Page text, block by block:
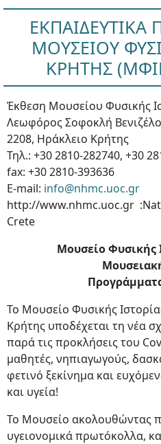
ΜΟΥΣΕΙΟΥ
ΚΡΗΤΗΣ
Έκθεση Μουσείου Φυσικής
Λεωφόρος Σοφοκλή
2208, Ηράκλειο Κρήτης
Τηλ.: +30 2810-282740, +30
fax: +30 2810-393636
Ε-mail: info@nhmc.uoc.gr
http://www.nhmc.uoc.gr
Crete
Μουσείο Φυσικής
Το Μουσείο Φυσικής
Κρήτης υποδέχεται τη νέα
παρά τις προκλήσεις του
μαθητές, νηπιαγωγούς,
φετινό ξεκίνημα και
και υγεία!
Το Μουσείο ακολουθώντας
υγειονομικά πρωτόκολλα,